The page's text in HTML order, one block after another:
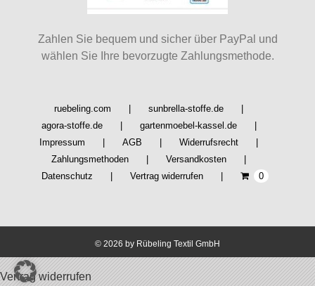
Zahlen Sie bequem und sicher über PayPal und
wählen Sie Ihre bevorzugte Zahlungsmethode.
ruebeling.com
sunbrella-stoffe.de
agora-stoffe.de
gartenmoebel-kassel.de
Impressum
AGB
Widerrufsrecht
Zahlungsmethoden
Versandkosten
Datenschutz
Vertrag widerrufen 0
© 2026 by Rübeling Textil GmbH
Vertrag widerrufen